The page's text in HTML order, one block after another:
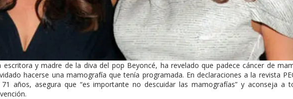
escritora y madre de la diva del pop Beyoncé, ha revelado que padece cáncer de
hacerse una mamografía que tenía programada. En declaraciones a la revista
años, asegura que “es importante no descuidar las mamografías” y aconseja a